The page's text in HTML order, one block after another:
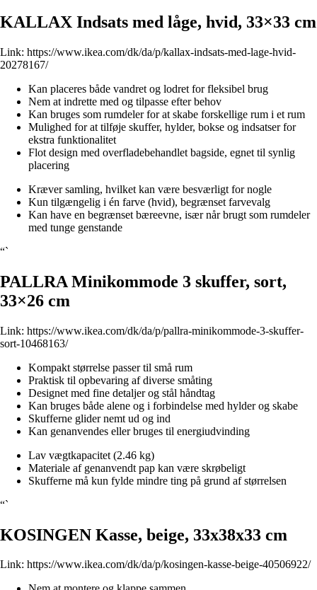
KALLAX Indsats med låge, hvid, 33×33 cm
Link: https://www.ikea.com/dk/da/p/kallax-indsats-med-lage-hvid-
20278167/
Kan placeres både vandret og lodret for fleksibel brug
Nem at indrette med og tilpasse efter behov
Kan bruges som rumdeler for at skabe forskellige rum i et rum
Mulighed for at tilføje skuffer, hylder, bokse og indsatser for
ekstra funktionalitet
Flot design med overfladebehandlet bagside, egnet til synlig
placering
Kræver samling, hvilket kan være besværligt for nogle
Kun tilgængelig i én farve (hvid), begrænset farvevalg
Kan have en begrænset bæreevne, især når brugt som rumdeler
med tunge genstande
“`
PALLRA Minikommode 3 skuffer, sort,
33×26 cm
Link: https://www.ikea.com/dk/da/p/pallra-minikommode-3-skuffer-
sort-10468163/
Kompakt størrelse passer til små rum
Praktisk til opbevaring af diverse småting
Designet med fine detaljer og stål håndtag
Kan bruges både alene og i forbindelse med hylder og skabe
Skufferne glider nemt ud og ind
Kan genanvendes eller bruges til energiudvinding
Lav vægtkapacitet (2.46 kg)
Materiale af genanvendt pap kan være skrøbeligt
Skufferne må kun fylde mindre ting på grund af størrelsen
“`
KOSINGEN Kasse, beige, 33x38x33 cm
Link: https://www.ikea.com/dk/da/p/kosingen-kasse-beige-40506922/